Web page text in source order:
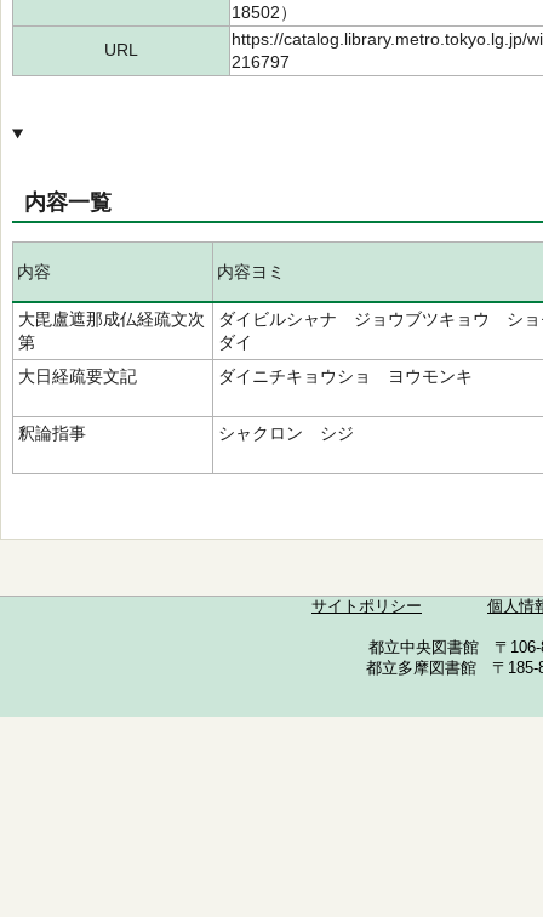
18502）
URL
https://catalog.library.metro.tokyo.lg.jp/
216797
内容一覧
内容 内容ヨミ
大毘盧遮那成仏経疏文次
第
ダイビルシャナ ジョウブツキョウ シ
ダイ
大日経疏要文記
ダイニチキョウショ ヨウモンキ
釈論指事 シャクロン シジ
サイトポリシー 個人情
都立中央図書館 〒
都立多摩図書館 〒185-